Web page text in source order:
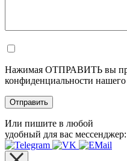
Нажимая ОТПРАВИТЬ вы
конфиденциальности нашего
Или пишите в любой
удобный для вас мессенджер: